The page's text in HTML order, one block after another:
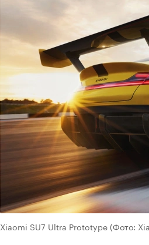
Xiaomi SU7 Ultra Prototype(Фото: